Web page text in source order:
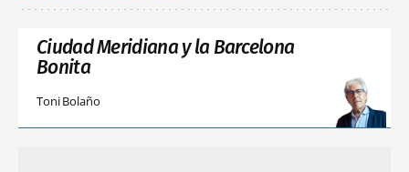
Ciudad Meridiana y la Barcelona
Bonita
Toni Bolaño